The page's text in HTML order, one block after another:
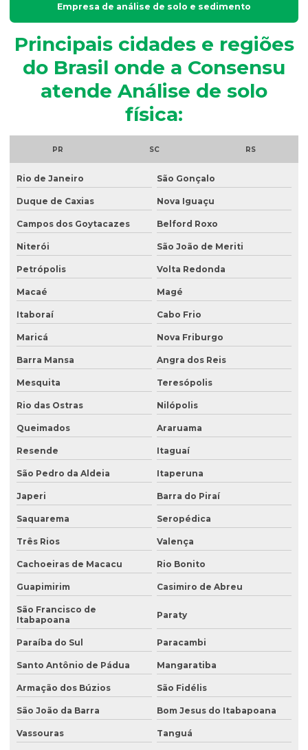
Análise granulométrica
Análise granulométrica do solo
Análise microbiológica de água
Análise microbiológica de água para consumo humano
Análise microbiológica do esgoto
Análise de ph do solo
Análise de potabilidade da água
Análise química do solo
Análise de sólidos em efluentes
Análise de solo amostragem
Análise de solo completa
Análise de solo para construção
Análise de solo contaminado
Análise de solo física
Análise de solo fósforo
Análise de solo laboratório
Análise de solo valor
Avaliação ambiental preliminar
Avaliação ambiental de terrenos com potencial de contaminação
Avaliação de área de risco ambiental e sanitária
Avaliação de áreas contaminadas
Avaliação de efluentes industriais
Avaliação de passivo ambiental
Avaliação preliminar de áreas contaminadas
Avaliação preliminar de passivo ambiental
Coleta de água
Coleta de água para análise
Coleta de água para análise físico química
Empresa de análise de solo e sedimento
Principais cidades e regiões
do Brasil onde a Consensu
atende Análise de solo
física:
PR SC RS
Rio de Janeiro São Gonçalo
Duque de Caxias Nova Iguaçu
Campos dos Goytacazes Belford Roxo
Niterói São João de Meriti
Petrópolis Volta Redonda
Macaé Magé
Itaboraí Cabo Frio
Maricá Nova Friburgo
Barra Mansa Angra dos Reis
Mesquita Teresópolis
Rio das Ostras Nilópolis
Queimados Araruama
Resende Itaguaí
São Pedro da Aldeia Itaperuna
Japeri Barra do Piraí
Saquarema Seropédica
Três Rios Valença
Cachoeiras de Macacu Rio Bonito
Guapimirim Casimiro de Abreu
São Francisco de
Itabapoana
Paraty
Paraíba do Sul Paracambi
Santo Antônio de Pádua Mangaratiba
Armação dos Búzios São Fidélis
São João da Barra Bom Jesus do Itabapoana
Vassouras Tanguá